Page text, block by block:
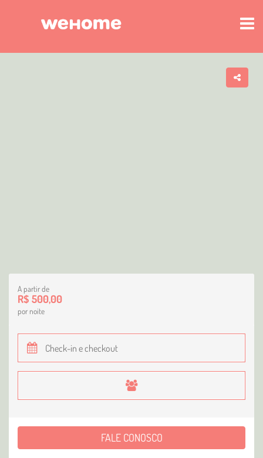
A partir de
R$ 500,00
por noite
FALE CONOSCO